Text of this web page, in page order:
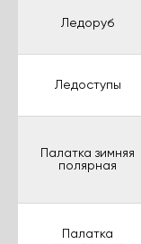
Ледоруб
Ледоступы
Палатка зимняя
полярная
Палатка